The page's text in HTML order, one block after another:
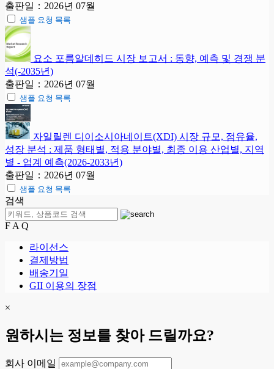
출판일：2026년 07월
샘플 요청 목록
요소 포름알데히드 시장 보고서 : 동향, 예측 및 경쟁 분
석(-2035년)
출판일：2026년 07월
샘플 요청 목록
자일릴렌 디이소시아네이트(XDI) 시장 규모, 점유율,
성장 분석 : 제품 형태별, 적용 분야별, 최종 이용 산업별, 지역
별 - 업계 예측(2026-2033년)
출판일：2026년 07월
샘플 요청 목록
검색
F A Q
라이선스
결제방법
배송기일
GII 이용의 장점
×
원하시는 정보를 찾아 드릴까요?
회사 이메일